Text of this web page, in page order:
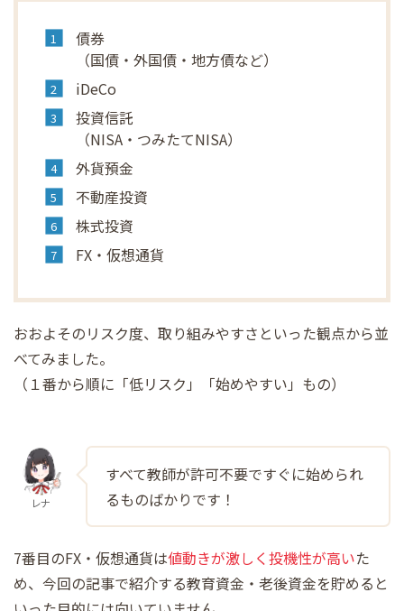
債券
（国債・外国債・地方債など）
iDeCo
投資信託
（NISA・つみたてNISA）
外貨預金
不動産投資
株式投資
FX・仮想通貨
おおよそのリスク度、取り組みやすさといった観点から並
べてみました。
（１番から順に「低リスク」「始めやすい」もの）
レナ
すべて教師が許可不要ですぐに始められ
るものばかりです！
7番目のFX・仮想通貨は値動きが激しく投機性が高いた
め、今回の記事で紹介する教育資金・老後資金を貯めると